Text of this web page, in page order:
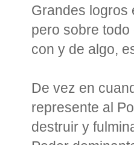
Grandes logros
pero sobre
con y de algo,
De vez en
represente al
destruir y